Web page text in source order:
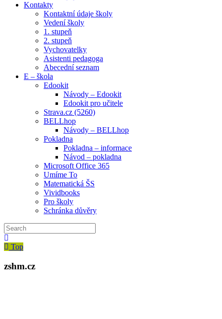
Kontakty
Kontaktní údaje školy
Vedení školy
1. stupeň
2. stupeň
Vychovatelky
Asistenti pedagoga
Abecední seznam
E – škola
Edookit
Návody – Edookit
Edookit pro učitele
Strava.cz (5260)
BELLhop
Návody – BELLhop
Pokladna
Pokladna – informace
Návod – pokladna
Microsoft Office 365
Umíme To
Matematická ŠS
Vividbooks
Pro školy
Schránka důvěry
Top
zshm.cz